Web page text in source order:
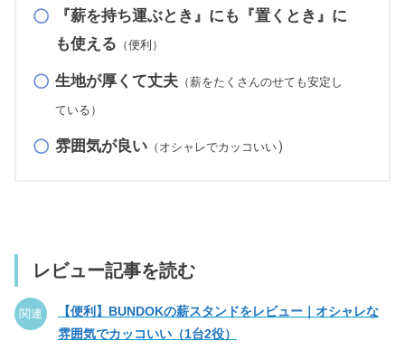
『薪を持ち運ぶとき』にも『置くとき』に
も使える （便利）
生地が厚くて丈夫（薪をたくさんのせても安定し
ている）
雰囲気が良い（オシャレでカッコいい）
レビュー記事を読む
関連
【便利】BUNDOKの薪スタンドをレビュー｜オシャレな
雰囲気でカッコいい（1台2役）